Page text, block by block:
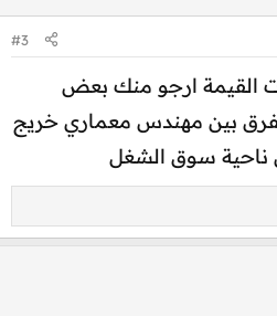
#3
القيمة ارجو منك بعض
بين مهندس معماري خريج